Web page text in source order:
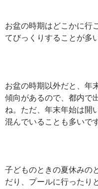
お盆の時期はどこかに行
てびっくりすることが多
お盆の時期以外だと、年
傾向があるので、都内で
ね。ただ、年末年始は開
混んでいることも多いで
子どものときの夏休みの
だり、プールに行ったり